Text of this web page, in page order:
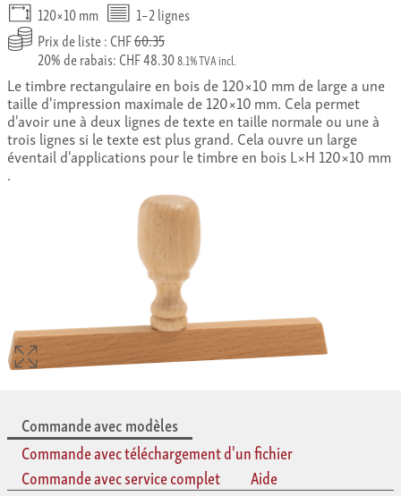
120×10 mm
1–2 lignes
Prix de liste : CHF60.35
20% de rabais: CHF 48.308.1% TVA incl.
Le timbre rectangulaire en bois de 120×10 mm de large a une
taille d'impression maximale de 120×10 mm. Cela permet
d'avoir une à deux lignes de texte en taille normale ou une à
trois lignes si le texte est plus grand. Cela ouvre un large
éventail d'applications pour le timbre en bois L×H 120×10 mm
.
Commande avec modèles
Commande avec téléchargement d'un fichier
Commande avec service complet
Aide